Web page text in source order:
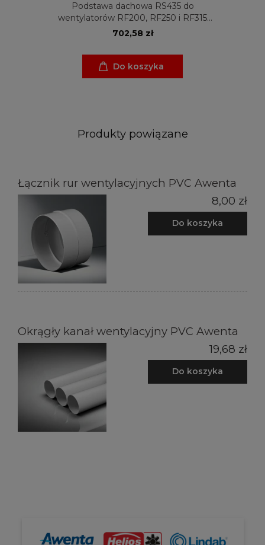
Podstawa dachowa RS435 do
wentylatorów RF200, RF250 i RF315
Venture Industries
702,58 zł
Do koszyka
Produkty powiązane
Łącznik rur wentylacyjnych PVC Awenta
8,00 zł
Do koszyka
Okrągły kanał wentylacyjny PVC Awenta
19,68 zł
Do koszyka